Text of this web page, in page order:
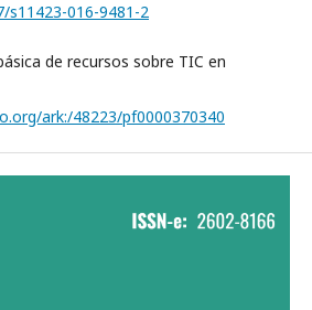
s11423-016-9481-2
de recursos sobre TIC en
ark:/48223/pf0000370340